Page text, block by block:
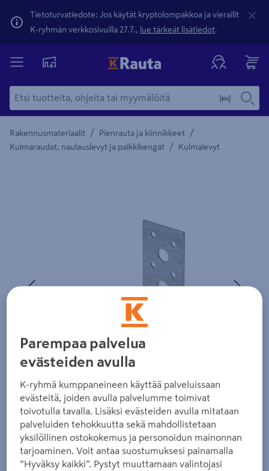
Tietoturvatiedote: Jos käytät kryptolompakkoa ja vierailit
K-ryhmän verkkosivuilla 27.7., lue tärkeät lisätiedot.
Rakennusmateriaalit / Pienrauta ja kiinnikkeet /
Kulmaraudat, naulauslevyt ja palkkikengät / Kulmalevyt
Yksityiskohtainen kuvaus löytyy Tuotteen kuvaus -
Zoomaa kuvaa sormilla kosketusnäytöllä
Parempaa palvelua
evästeiden avulla
K-ryhmä kumppaneineen käyttää palveluissaan
evästeitä, joiden avulla palvelumme toimivat
toivotulla tavalla. Lisäksi evästeiden avulla mitataan
palveluiden tehokkuutta sekä mahdollistetaan
yksilöllinen ostokokemus ja personoidun mainonnan
tarjoaminen. Voit antaa suostumuksesi painamalla
”Hyväksy kaikki”. Pystyt muuttamaan valintojasi